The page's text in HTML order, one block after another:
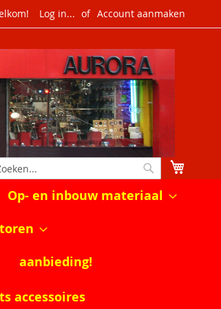
Log in... Account aanmaken
Op- en inbouw materiaal
aanbieding!
accessoires